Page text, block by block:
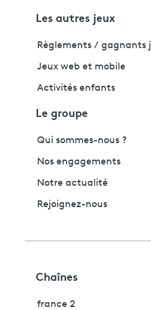
Les autres jeux
Règlements / gagnants
Jeux web et mobile
Activités enfants
Le groupe
Qui sommes-nous ?
Nos engagements
Notre actualité
Rejoignez-nous
Chaînes
france 2